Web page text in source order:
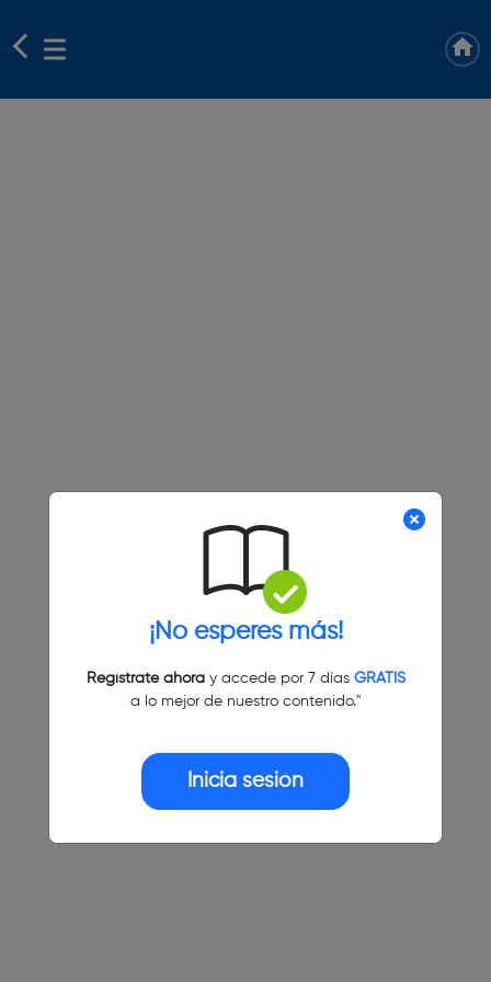
¡No esperes más!
Regístrate ahoray accede por 7 días GRATIS
a lo mejor de nuestro contenido."
Inicia sesión